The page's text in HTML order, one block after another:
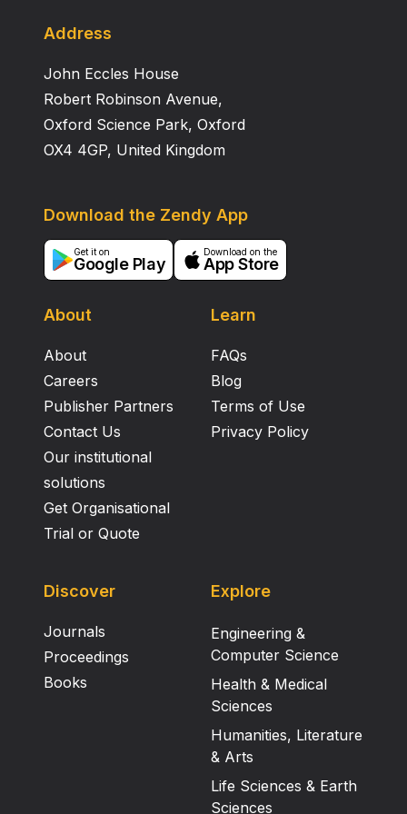
Address
John Eccles House
Robert Robinson Avenue,
Oxford Science Park, Oxford
OX4 4GP, United Kingdom
About
About
Careers
Publisher Partners
Contact Us
Our institutional
solutions
Get Organisational
Trial or Quote
Learn
FAQs
Blog
Terms of Use
Privacy Policy
Download the Zendy App
Get it on
Google Play
Download on the
App Store
Discover
Journals
Proceedings
Books
Explore
Engineering &
Computer Science
Health & Medical
Sciences
Humanities, Literature
& Arts
Life Sciences & Earth
Sciences